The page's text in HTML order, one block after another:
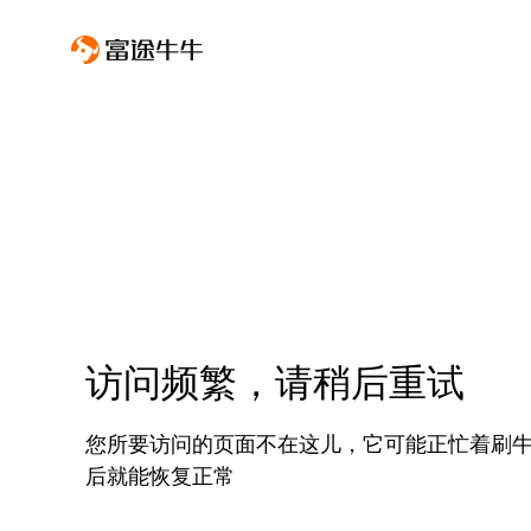
访问频繁，请稍后重试
您所要访问的页面不在这儿，它可能正忙着刷
后就能恢复正常